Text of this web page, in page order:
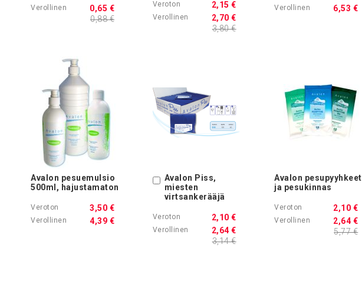
0,65 €
0,88 € 2,70 €
2,15 €
3,80 €
6,53 €
Avalon pesuemulsio
500ml, hajustamaton
4,39 €
3,50 €
Avalon Piss,
miesten
virtsankerääjä
2,64 €
2,10 €
3,14 €
Ostoskoriin
Avalon pesupyyhkeet
ja pesukinnas
2,64 €
2,10 €
5,77 €